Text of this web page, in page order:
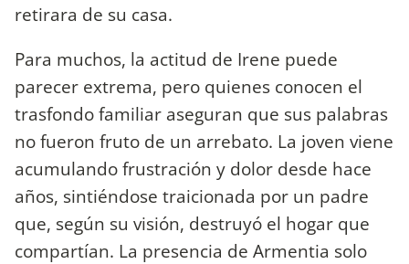
retirara de su casa.
Para muchos, la actitud de Irene puede
parecer extrema, pero quienes conocen el
trasfondo familiar aseguran que sus palabras
no fueron fruto de un arrebato. La joven viene
acumulando frustración y dolor desde hace
años, sintiéndose traicionada por un padre
que, según su visión, destruyó el hogar que
compartían. La presencia de Armentia solo